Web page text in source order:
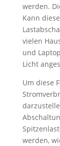
werden.
Kann
vielen
und
Licht
Um diese
werden,